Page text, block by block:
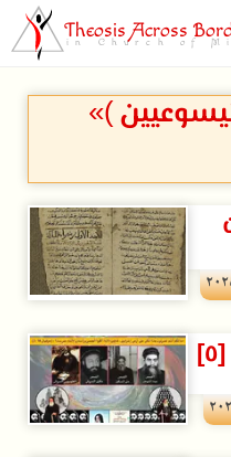
Theosis Across
in Church of
)»